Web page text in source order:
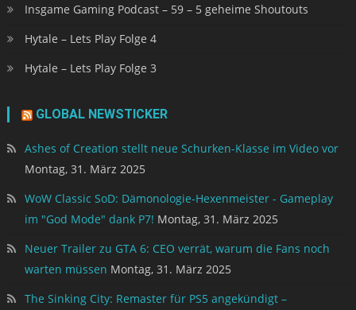
Insgame Gaming Podcast – 59 – 5 geheime Shoutouts
Hytale – Lets Play Folge 4
Hytale – Lets Play Folge 3
GLOBAL NEWSTICKER
Ashes of Creation stellt neue Schurken-Klasse im Video vor
Montag, 31. März 2025
WoW Classic SoD: Dämonologie-Hexenmeister - Gameplay
im "God Mode" dank P7! Montag, 31. März 2025
Neuer Trailer zu GTA 6: CEO verrät, warum die Fans noch
warten müssen Montag, 31. März 2025
The Sinking City: Remaster für PS5 angekündigt –